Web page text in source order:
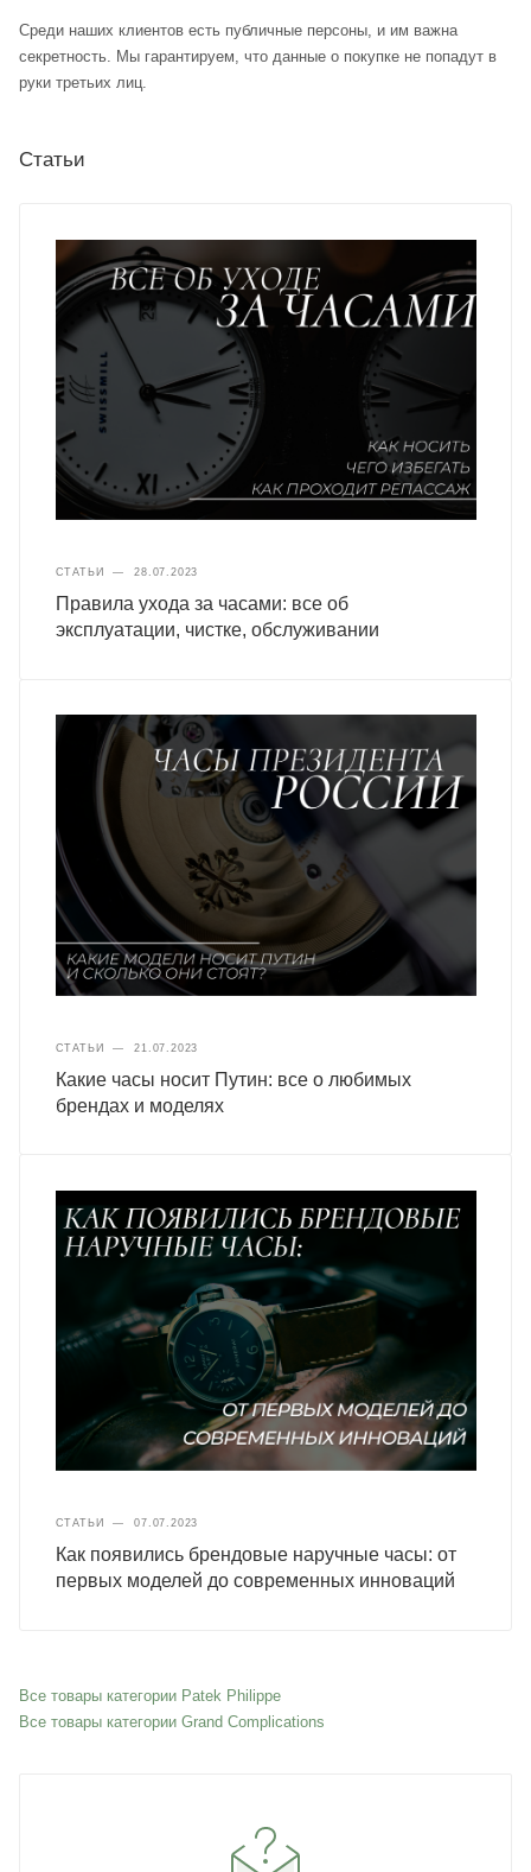
Среди наших клиентов есть публичные персоны, и им важна
секретность. Мы гарантируем, что данные о покупке не попадут в
руки третьих лиц.
Статьи
СТАТЬИ — 28.07.2023
Правила ухода за часами: все об
эксплуатации, чистке, обслуживании
СТАТЬИ — 21.07.2023
Какие часы носит Путин: все о любимых
брендах и моделях
СТАТЬИ — 07.07.2023
Как появились брендовые наручные часы: от
первых моделей до современных инноваций
Все товары категории Patek Philippe
Все товары категории Grand Complications